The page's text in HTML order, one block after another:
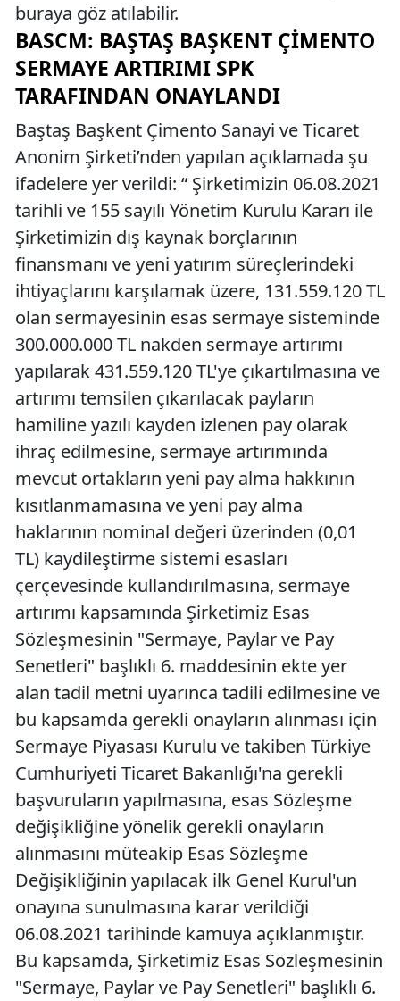
buraya göz atılabilir.
BASCM: BAŞTAŞ BAŞKENT ÇIMENTO
SERMAYE ARTIRIMI SPK
TARAFINDAN ONAYLANDI
Baştaş Başkent Çimento Sanayi ve Ticaret
Anonim Şirketi’nden yapılan açıklamada şu
ifadelere yer verildi: “ Şirketimizin 06.08.2021
tarihli ve 155 sayılı Yönetim Kurulu Kararı ile
Şirketimizin dış kaynak borçlarının
finansmanı ve yeni yatırım süreçlerindeki
ihtiyaçlarını karşılamak üzere, 131.559.120 TL
olan sermayesinin esas sermaye sisteminde
300.000.000 TL nakden sermaye artırımı
yapılarak 431.559.120 TL'ye çıkartılmasına ve
artırımı temsilen çıkarılacak payların
hamiline yazılı kayden izlenen pay olarak
ihraç edilmesine, sermaye artırımında
mevcut ortakların yeni pay alma hakkının
kısıtlanmamasına ve yeni pay alma
haklarının nominal değeri üzerinden (0,01
TL) kaydileştirme sistemi esasları
çerçevesinde kullandırılmasına, sermaye
artırımı kapsamında Şirketimiz Esas
Sözleşmesinin "Sermaye, Paylar ve Pay
Senetleri" başlıklı 6. maddesinin ekte yer
alan tadil metni uyarınca tadili edilmesine ve
bu kapsamda gerekli onayların alınması için
Sermaye Piyasası Kurulu ve takiben Türkiye
Cumhuriyeti Ticaret Bakanlığı'na gerekli
başvuruların yapılmasına, esas Sözleşme
değişikliğine yönelik gerekli onayların
alınmasını müteakip Esas Sözleşme
Değişikliğinin yapılacak ilk Genel Kurul'un
onayına sunulmasına karar verildiği
06.08.2021 tarihinde kamuya açıklanmıştır.
Bu kapsamda, Şirketimiz Esas Sözleşmesinin
"Sermaye, Paylar ve Pay Senetleri" başlıklı 6.